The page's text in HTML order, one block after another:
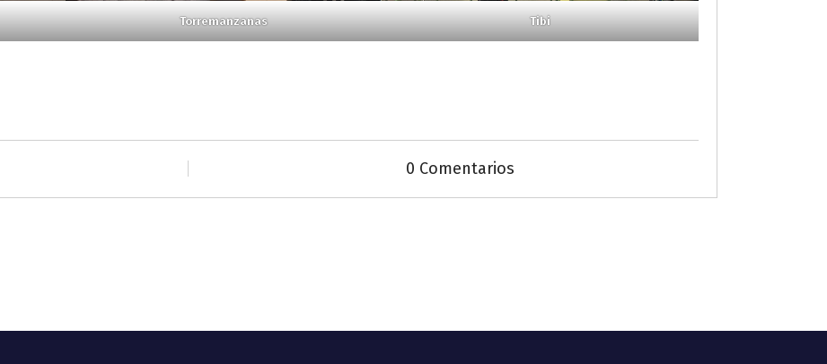
Torremanzanas Tibi
0 Comentarios